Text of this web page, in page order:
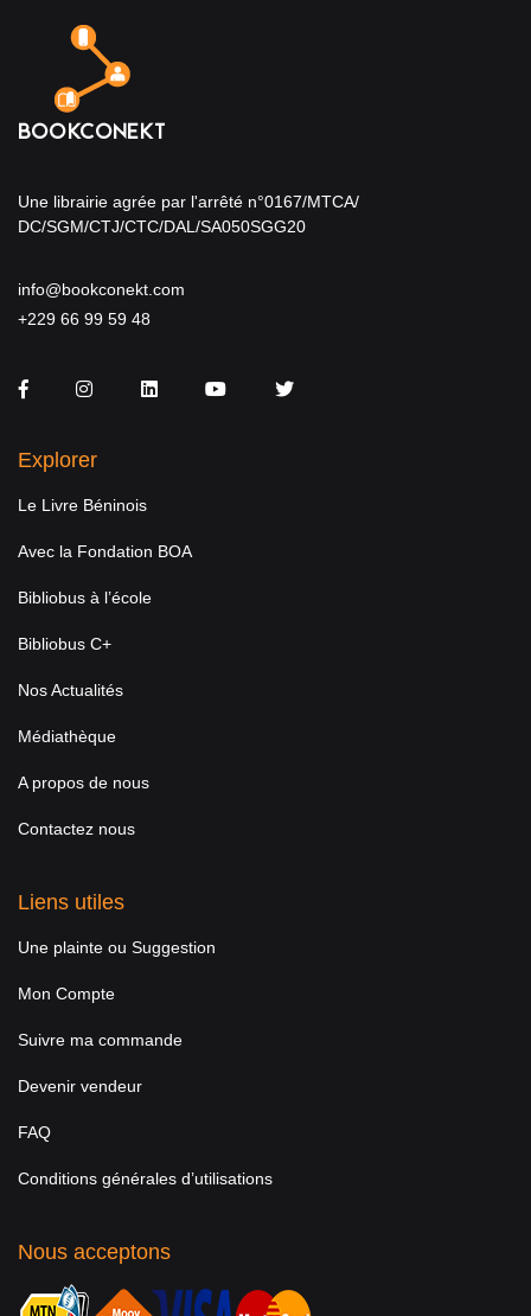
Une librairie agrée par l'arrêté n°0167/MTCA/
DC/SGM/CTJ/CTC/DAL/SA050SGG20
info@bookconekt.com
+229 66 99 59 48
FacebookInstagramLinkedInYou TubeTwitter
Explorer
Le Livre Béninois
Avec la Fondation BOA
Bibliobus à l’école
Bibliobus C+
Nos Actualités
Médiathèque
A propos de nous
Contactez nous
Liens utiles
Une plainte ou Suggestion
Mon Compte
Suivre ma commande
Devenir vendeur
FAQ
Conditions générales d’utilisations
Nous acceptons